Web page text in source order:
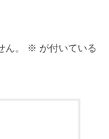
。 ※ が付いている